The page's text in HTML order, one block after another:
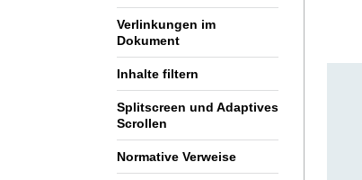
Verlinkungen im
Dokument
Inhalte filtern
Splitscreen und Adaptives
Scrollen
Normative Verweise